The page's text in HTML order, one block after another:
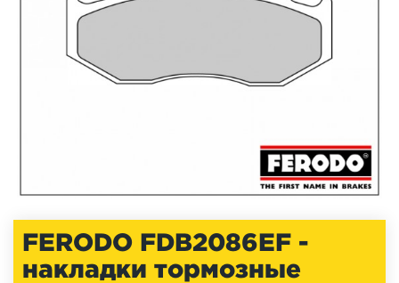
FERODO FDB2086EF -
накладки тормозные